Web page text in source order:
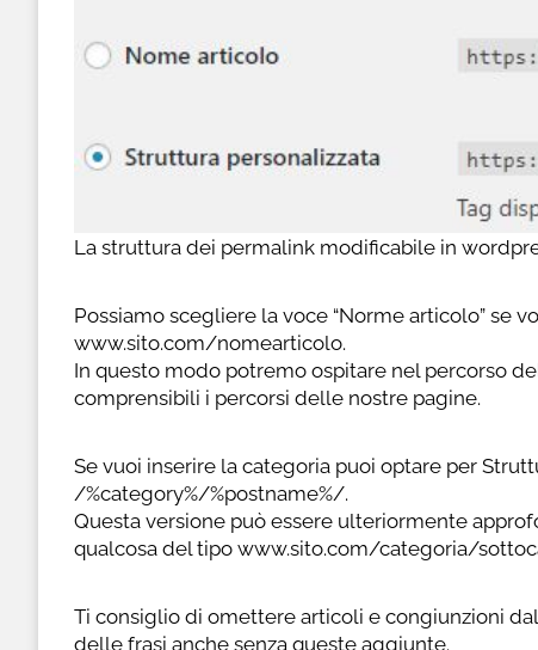
La struttura dei permalink modificabile in
Possiamo scegliere la voce “Norme articolo” se
www.sito.com/nomearticolo.
In questo modo potremo ospitare nel percorso
comprensibili i percorsi delle nostre pagine.
Se vuoi inserire la categoria puoi optare per
/%category%/%postname%/.
Questa versione può essere ulteriormente
qualcosa del tipo www.sito.com/categoria/
Ti consiglio di omettere articoli e congiunzioni
delle frasi anche senza queste aggiunte.